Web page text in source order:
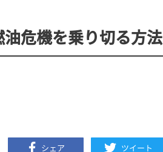
油危機を乗り切る方法
シェア ツイート